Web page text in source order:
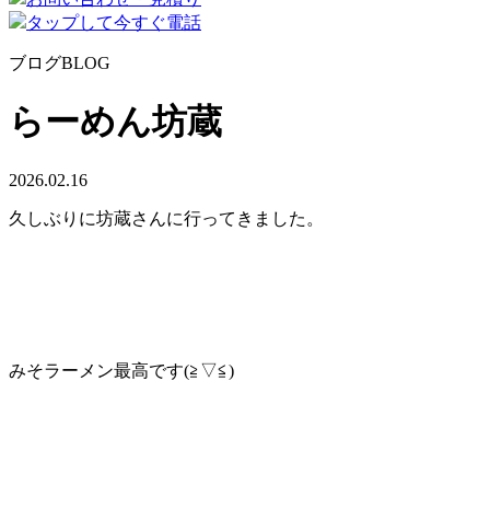
タップして今すぐ電話
ブログBLOG
らーめん坊蔵
2026.02.16
久しぶりに坊蔵さんに行ってきました。
みそラーメン最高です(≧▽≦)